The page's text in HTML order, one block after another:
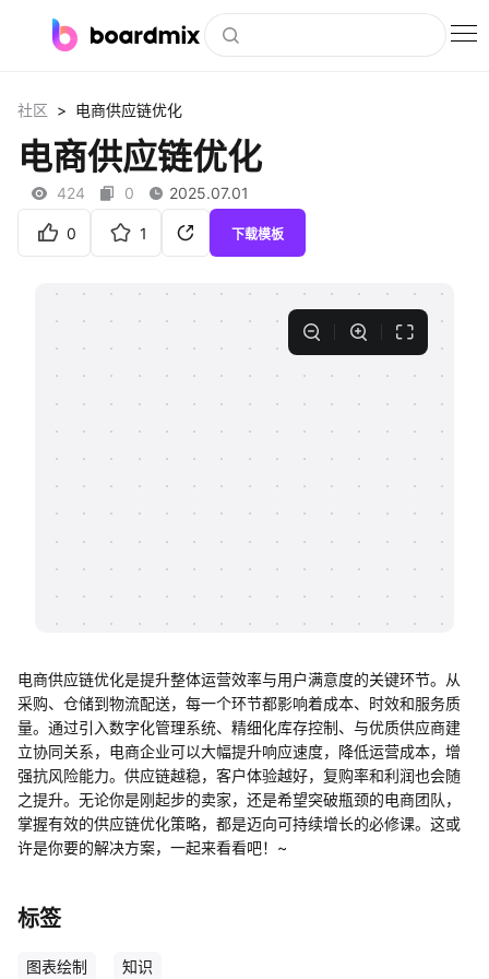
社区资源
下载
客户案例
支持
帮助中心
知识分享社区
社区 > 电商供应链优化
电商供应链优化
424 0 2025.07.01
0 1 下载模板
电商供应链优化是提升整体运营效率与用户满意度的关键环节。从
采购、仓储到物流配送，每一个环节都影响着成本、时效和服务质
量。通过引入数字化管理系统、精细化库存控制、与优质供应商建
立协同关系，电商企业可以大幅提升响应速度，降低运营成本，增
强抗风险能力。供应链越稳，客户体验越好，复购率和利润也会随
之提升。无论你是刚起步的卖家，还是希望突破瓶颈的电商团队，
掌握有效的供应链优化策略，都是迈向可持续增长的必修课。这或
许是你要的解决方案，一起来看看吧！~
标签
图表绘制 知识